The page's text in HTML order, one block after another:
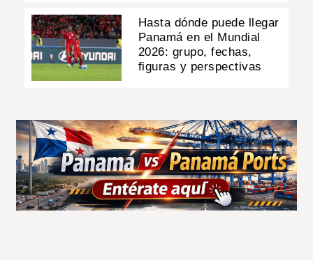
Hasta dónde puede llegar
Panamá en el Mundial
2026: grupo, fechas,
figuras y perspectivas